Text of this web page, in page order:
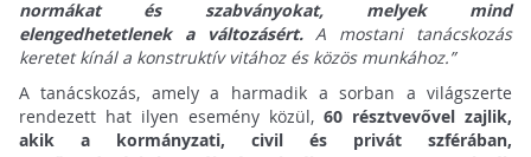
normákat és szabványokat, melyek mind
elengedhetetlenek a változásért.A mostani tanácskozás
keretet kínál a konstruktív vitához és közös munkához.”
A tanácskozás, amely a harmadik a sorban a világszerte
rendezett hat ilyen esemény közül,60 résztvevővel zajlik,
akik a kormányzati, civil és privát szférában,